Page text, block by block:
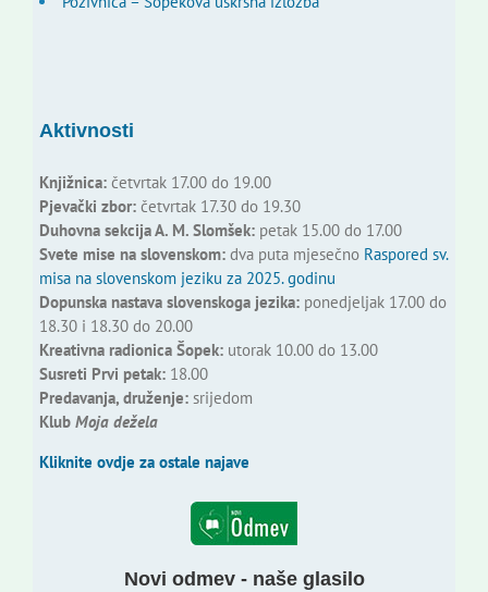
Aktivnosti
Knjižnica:četvrtak 17.00 do 19.00
Pjevački zbor:četvrtak 17.30 do 19.30
Duhovna sekcija A. M. Slomšek:petak 15.00 do 17.00
Svete mise na slovenskom:dva puta mjesečno Raspored sv.
misa na slovenskom jeziku za 2025. godinu
Dopunska nastava slovenskoga jezika:ponedjeljak 17.00 do
18.30 i 18.30 do 20.00
Kreativna radionica Šopek:utorak 10.00 do 13.00
Susreti Prvi petak:18.00
Predavanja, druženje:srijedom
Klub Moja dežela
Kliknite ovdje za ostale najave
Novi odmev - naše glasilo